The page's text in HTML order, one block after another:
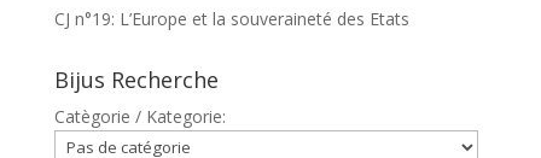
CJ n°19: L’Europe et la souveraineté des Etats
Bijus Recherche
Catègorie / Kategorie: